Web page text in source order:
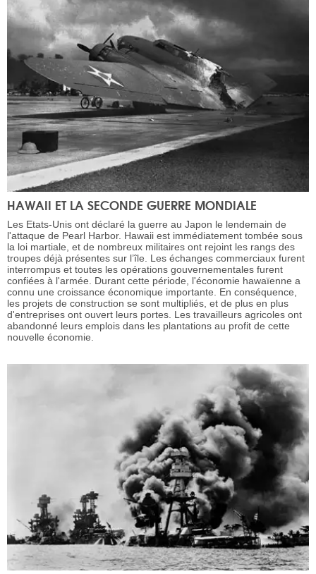
HAWAII ET LA SECONDE GUERRE MONDIALE
Les Etats-Unis ont déclaré la guerre au Japon le lendemain de
l'attaque de Pearl Harbor. Hawaii est immédiatement tombée sous
la loi martiale, et de nombreux militaires ont rejoint les rangs des
troupes déjà présentes sur l’île. Les échanges commerciaux furent
interrompus et toutes les opérations gouvernementales furent
confiées à l'armée. Durant cette période, l'économie hawaïenne a
connu une croissance économique importante. En conséquence,
les projets de construction se sont multipliés, et de plus en plus
d'entreprises ont ouvert leurs portes. Les travailleurs agricoles ont
abandonné leurs emplois dans les plantations au profit de cette
nouvelle économie.